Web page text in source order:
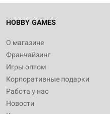
HOBBY GAMES
О магазине
Франчайзинг
Игры оптом
Корпоративные подарки
Работа у нас
Новости